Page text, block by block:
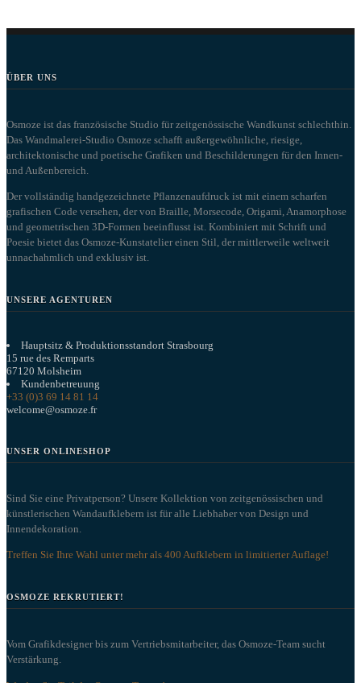
ÜBER UNS
Osmoze ist das französische Studio für zeitgenössische Wandkunst schlechthin.
Das Wandmalerei-Studio Osmoze schafft außergewöhnliche, riesige,
architektonische und poetische Grafiken und Beschilderungen für den Innen-
und Außenbereich.
Der vollständig handgezeichnete Pflanzenaufdruck ist mit einem scharfen
grafischen Code versehen, der von Braille, Morsecode, Origami, Anamorphose
und geometrischen 3D-Formen beeinflusst ist. Kombiniert mit Schrift und
Poesie bietet das Osmoze-Kunstatelier einen Stil, der mittlerweile weltweit
unnachahmlich und exklusiv ist.
UNSERE AGENTUREN
Hauptsitz & Produktionsstandort Strasbourg
15 rue des Remparts
67120 Molsheim
Kundenbetreuung
+33 (0)3 69 14 81 14
welcome@osmoze.fr
UNSER ONLINESHOP
Sind Sie eine Privatperson? Unsere Kollektion von zeitgenössischen und
künstlerischen Wandaufklebern ist für alle Liebhaber von Design und
Innendekoration.
Treffen Sie Ihre Wahl unter mehr als 400 Aufklebern in limitierter Auflage!
OSMOZE REKRUTIERT!
Vom Grafikdesigner bis zum Vertriebsmitarbeiter, das Osmoze-Team sucht
Verstärkung.